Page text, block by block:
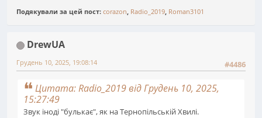
Подякували за цей пост: corazon, Radio_2019, Roman3101
DrewUA
#4486
Грудень 10, 2025, 19:08:14
Цитата: Radio_2019 від Грудень 10, 2025,
15:27:49
Звук іноді "булькає", як на Тернопільській Хвилі.